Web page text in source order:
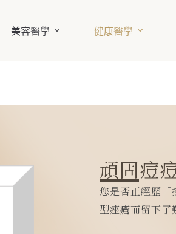
美容醫學 健康醫學
頑固痘
您是否正經歷
型痤瘡而留下了